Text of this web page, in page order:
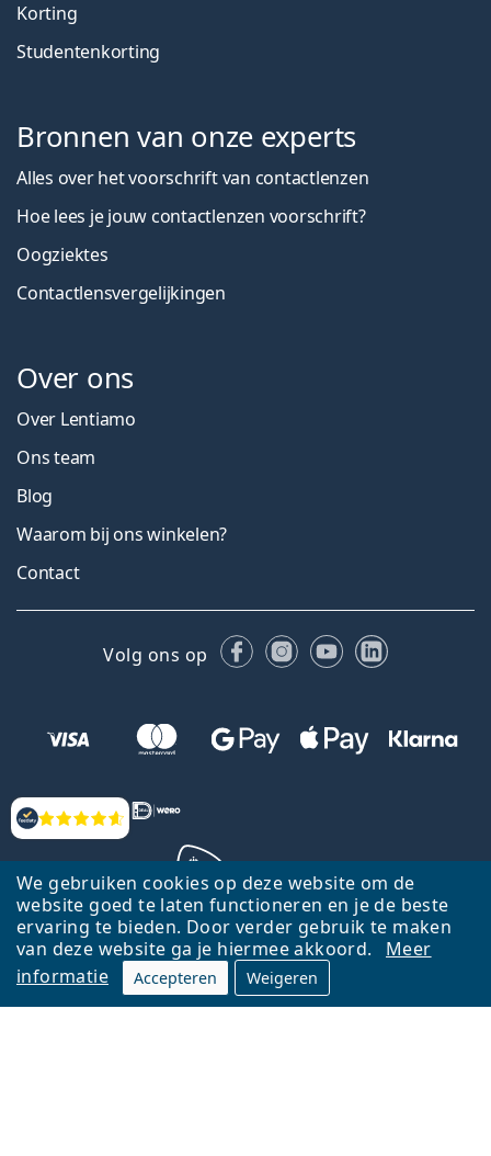
We gebruiken cookies op deze website om de
website goed te laten functioneren en je de beste
ervaring te bieden. Door verder gebruik te maken
van deze website ga je hiermee akkoord.
Meer
informatie
Accepteren Weigeren
Beoordelingen
Korting
Studentenkorting
Bronnen van onze experts
Alles over het voorschrift van contactlenzen
Hoe lees je jouw contactlenzen voorschrift?
Oogziektes
Contactlensvergelijkingen
Over ons
Over Lentiamo
Ons team
Blog
Waarom bij ons winkelen?
Contact
Volg ons op FacebookInstagram
YouTubeLinkedIn
Terug naar de homepagina
Ga omhoog
Lentiamo.nl is eigendom van en wordt beheerd door Lentiamo s.r.o.,
Tsjechië
Hier al 18 jaar voor jou.